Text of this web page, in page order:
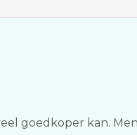
goedkoper kan.